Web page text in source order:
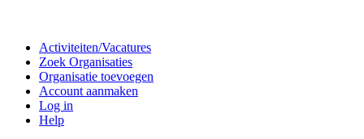
Activiteiten/Vacatures
Zoek Organisaties
Organisatie toevoegen
Account aanmaken
Log in
Help